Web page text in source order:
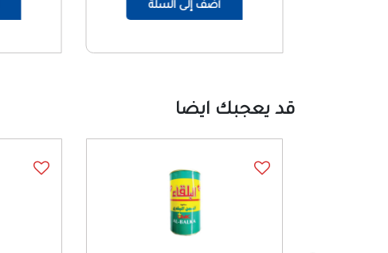
أضف إلى السلة
قد يعجبك ايضا